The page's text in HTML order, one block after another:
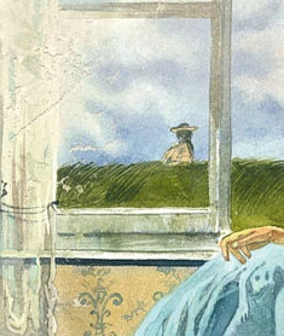
самовывозе из издательства
на наш расчетный счёт
на реализацию или в
включен в цену
от резидентов РФ. Если Вы
Вы не сможете оплатить
оплатой обязательно
менеджером.